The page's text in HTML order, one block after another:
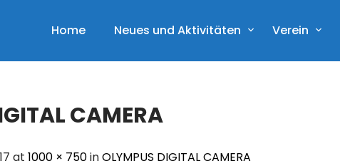
Home Neues und Aktivitäten Verein
CAMERA
at 1000 × 750inOLYMPUS DIGITAL CAMERA